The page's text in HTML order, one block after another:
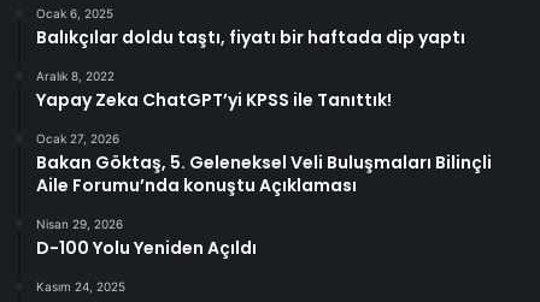
Ocak 6, 2025
Balıkçılar doldu taştı, fiyatı bir haftada dip yaptı
Aralık 8, 2022
Yapay Zeka ChatGPT’yi KPSS ile Tanıttık!
Ocak 27, 2026
Bakan Göktaş, 5. Geleneksel Veli Buluşmaları Bilinçli
Aile Forumu’nda konuştu Açıklaması
Nisan 29, 2026
D-100 Yolu Yeniden Açıldı
Kasım 24, 2025